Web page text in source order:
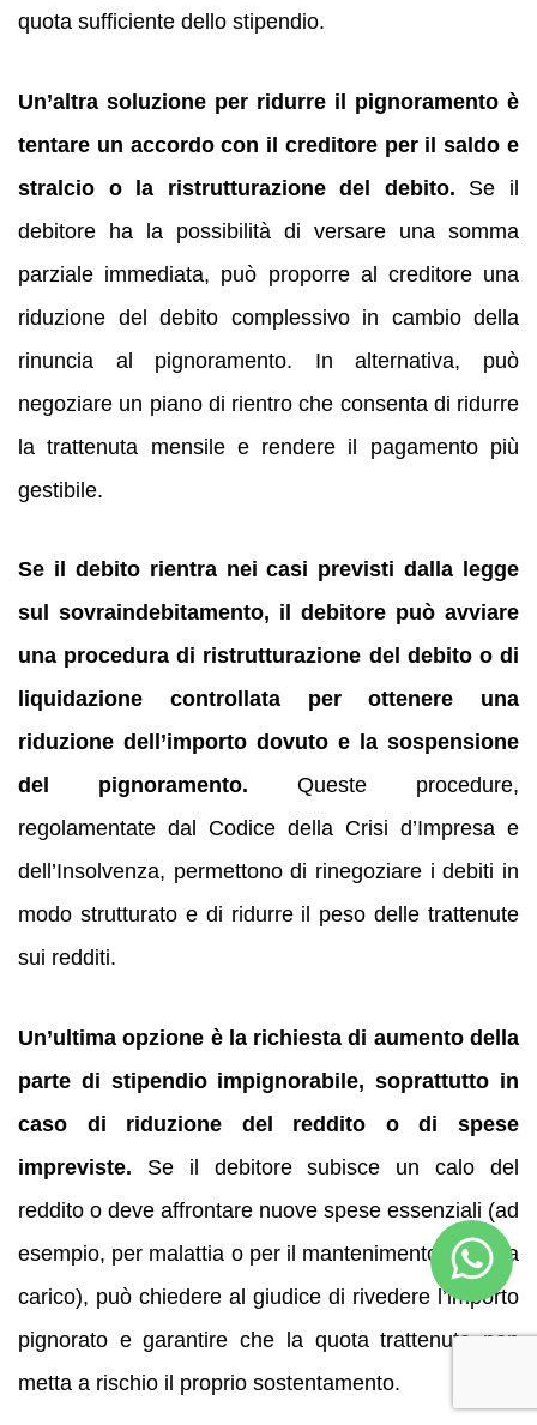
quota sufficiente dello stipendio.
Un’altra soluzione per ridurre il pignoramento è
tentare un accordo con il creditore per il saldo e
stralcio o la ristrutturazione del debito. Se il
debitore ha la possibilità di versare una somma
parziale immediata, può proporre al creditore una
riduzione del debito complessivo in cambio della
rinuncia al pignoramento. In alternativa, può
negoziare un piano di rientro che consenta di ridurre
la trattenuta mensile e rendere il pagamento più
gestibile.
Se il debito rientra nei casi previsti dalla legge
sul sovraindebitamento, il debitore può avviare
una procedura di ristrutturazione del debito o di
liquidazione controllata per ottenere una
riduzione dell’importo dovuto e la sospensione
del pignoramento. Queste procedure,
regolamentate dal Codice della Crisi d’Impresa e
dell’Insolvenza, permettono di rinegoziare i debiti in
modo strutturato e di ridurre il peso delle trattenute
sui redditi.
Un’ultima opzione è la richiesta di aumento della
parte di stipendio impignorabile, soprattutto in
caso di riduzione del reddito o di spese
impreviste. Se il debitore subisce un calo del
reddito o deve affrontare nuove spese essenziali (ad
esempio, per malattia o per il mantenimento di figli a
carico), può chiedere al giudice di rivedere l’importo
pignorato e garantire che la quota trattenuta non
metta a rischio il proprio sostentamento.